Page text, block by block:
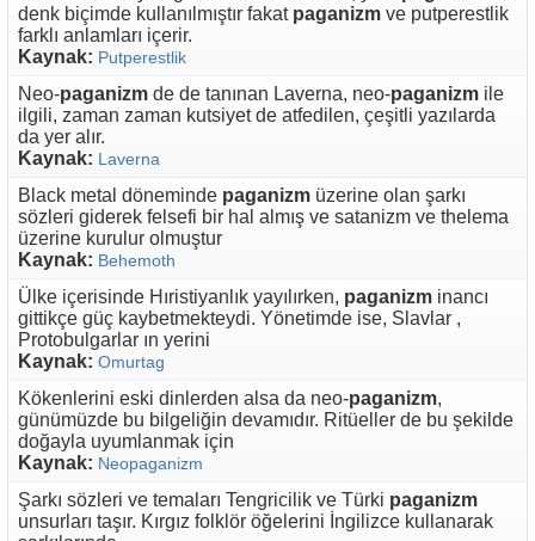
denk biçimde kullanılmıştır fakat paganizm ve putperestlik
farklı anlamları içerir.
Kaynak: Putperestlik
Neo-paganizm de de tanınan Laverna, neo-paganizm ile
ilgili, zaman zaman kutsiyet de atfedilen, çeşitli yazılarda
da yer alır.
Kaynak: Laverna
Black metal döneminde paganizm üzerine olan şarkı
sözleri giderek felsefi bir hal almış ve satanizm ve thelema
üzerine kurulur olmuştur
Kaynak: Behemoth
Ülke içerisinde Hıristiyanlık yayılırken, paganizm inancı
gittikçe güç kaybetmekteydi. Yönetimde ise, Slavlar ,
Protobulgarlar ın yerini
Kaynak: Omurtag
Kökenlerini eski dinlerden alsa da neo-paganizm,
günümüzde bu bilgeliğin devamıdır. Ritüeller de bu şekilde
doğayla uyumlanmak için
Kaynak: Neopaganizm
Şarkı sözleri ve temaları Tengricilik ve Türki paganizm
unsurları taşır. Kırgız folklör öğelerini İngilizce kullanarak